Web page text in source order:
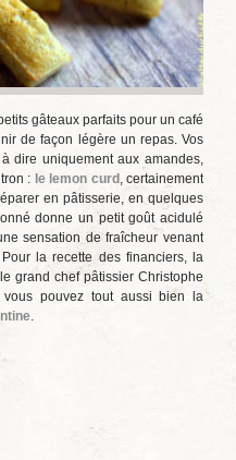
gâteaux parfaits pour un café
de façon légère un repas. Vos
dire uniquement aux amandes,
: le lemon curd , certainement
en pâtisserie, en quelques
donne un petit goût acidulé
sensation de fraîcheur venant
la recette des financiers, la
grand chef pâtissier Christophe
pouvez tout aussi bien la
.